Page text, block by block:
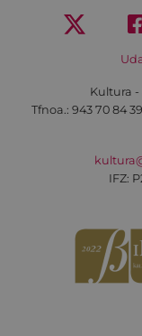
Kultura -
Tfnoa.: 943 70 84
IFZ: